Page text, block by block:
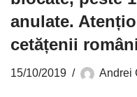
anulate.
cetățenii români
15/10/2019 Andrei